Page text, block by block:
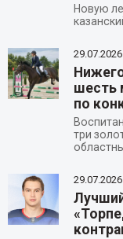
Новую
29.07.2026
шесть
по
три
29.07.2026